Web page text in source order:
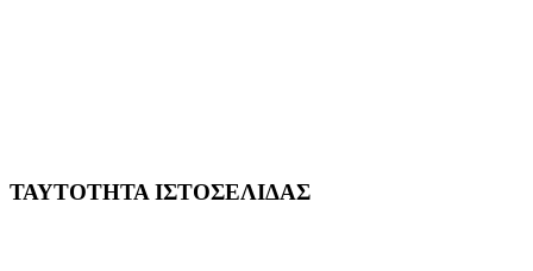
ΤΑΥΤΟΤΗΤΑ ΙΣΤΟΣΕΛΙΔΑΣ